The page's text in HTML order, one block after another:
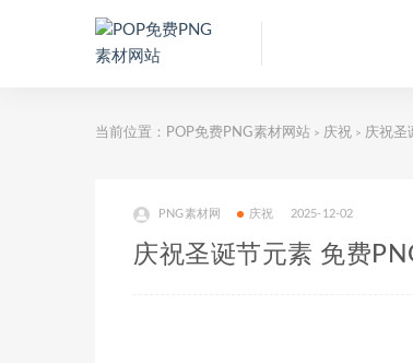
当前位置： POP免费PNG素材网站 > 庆祝 > 庆祝圣
PNG素材网 庆祝 2025-12-02
庆祝圣诞节元素 免费